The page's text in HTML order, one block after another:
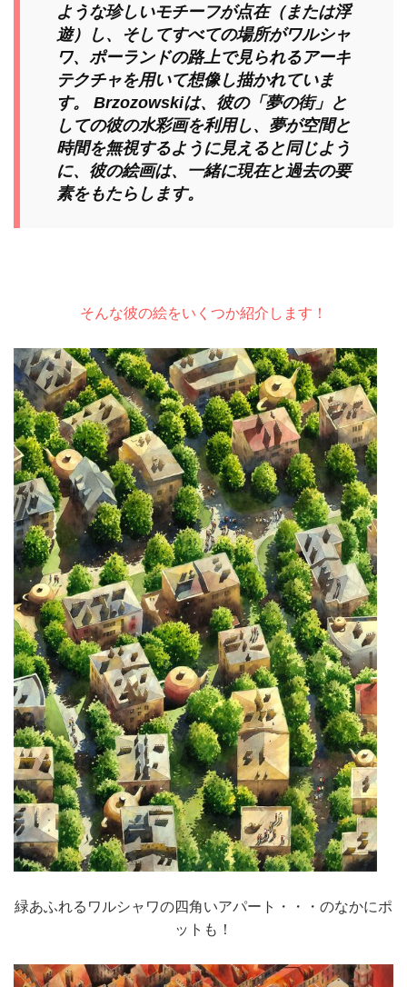
ような珍しいモチーフが点在（または浮
遊）し、そしてすべての場所がワルシャ
ワ、 ポーランドの路上で見られるアーキ
テクチャを用いて想像し描かれていま
す。 Brzozowskiは、彼の「夢の街」と
しての彼の水彩画を利用し、夢が空間と
時間を無視するように見えると同じよう
に、彼の絵画は、一緒に現在と過去の要
素をもたらします。
そんな彼の絵をいくつか紹介します！
緑あふれるワルシャワの四角いアパート・・・のなかにポ
ットも！